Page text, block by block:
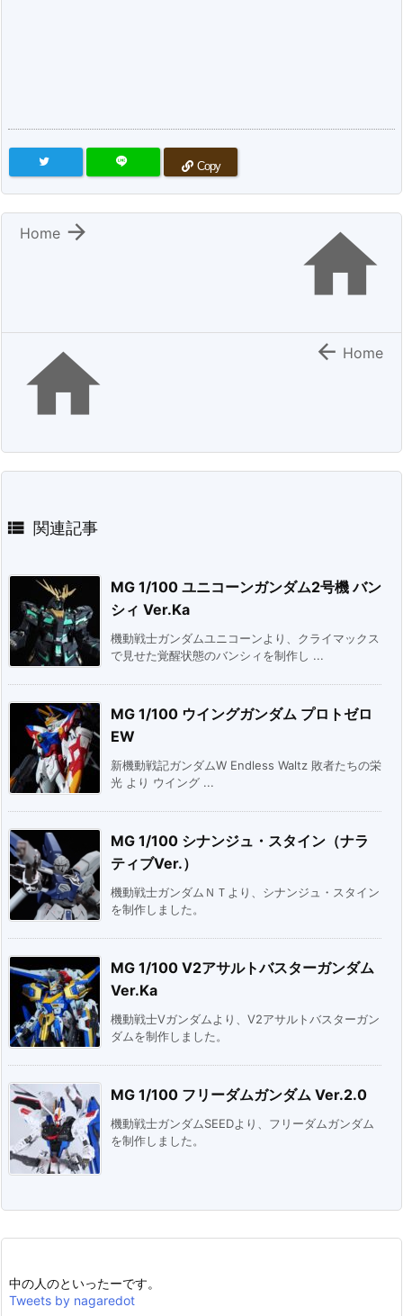
Copy


Home
  Home
 関連記事
MG 1/100 ユニコーンガンダム2号機 バン
シィ Ver.Ka
機動戦士ガンダムユニコーンより、クライマックス
で見せた覚醒状態のバンシィを制作し ...
MG 1/100 ウイングガンダム プロトゼロ
EW
新機動戦記ガンダムW Endless Waltz 敗者たちの栄
光 より ウイング ...
MG 1/100 シナンジュ・スタイン（ナラ
ティブVer.）
機動戦士ガンダムＮＴより、シナンジュ・スタイン
を制作しました。
MG 1/100 V2アサルトバスターガンダム
Ver.Ka
機動戦士Vガンダムより、V2アサルトバスターガン
ダムを制作しました。
MG 1/100 フリーダムガンダム Ver.2.0
機動戦士ガンダムSEEDより、フリーダムガンダム
を制作しました。
中の人のといったーです。
Tweets by nagaredot